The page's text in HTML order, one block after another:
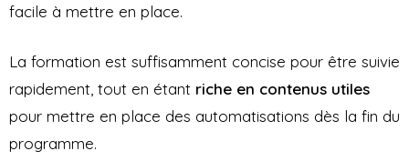
facile à mettre en place.
La formation est suffisamment concise pour être suivie
rapidement, tout en étant riche en contenus utiles
pour mettre en place des automatisations dès la fin du
programme.